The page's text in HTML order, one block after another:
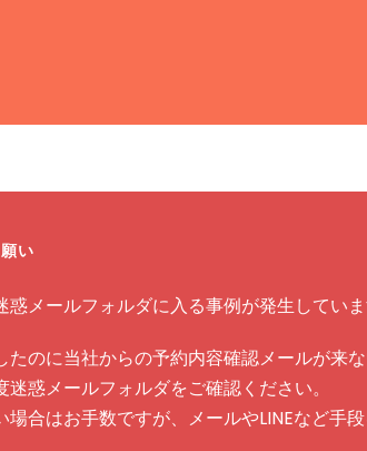
い
メールフォルダに入る事例が発生していま
たのに当社からの予約内容確認メールが来
惑メールフォルダをご確認ください。
合はお手数ですが、メールやLINEなど手